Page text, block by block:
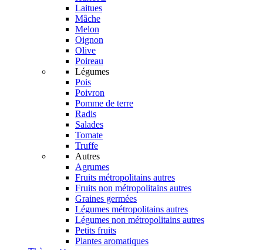
Laitues
Mâche
Melon
Oignon
Olive
Poireau
Légumes
Pois
Poivron
Pomme de terre
Radis
Salades
Tomate
Truffe
Autres
Agrumes
Fruits métropolitains autres
Fruits non métropolitains autres
Graines germées
Légumes métropolitains autres
Légumes non métropolitains autres
Petits fruits
Plantes aromatiques